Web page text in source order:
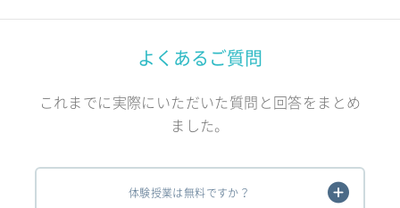
よくあるご質問
これまでに実際にいただいた質問と回答をまとめ
ました。
体験授業は無料ですか？